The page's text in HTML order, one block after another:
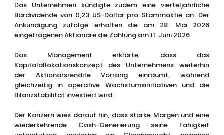
Das Unternehmen kündigte zudem eine vierteljährliche
Bardividende von 0,23 US-Dollar pro Stammaktie an. Der
Ankündigung zufolge erhalten die am 28. Mai 2026
eingetragenen Aktionäre die Zahlung am 11. Juni 2026.
Das Management erklärte, dass das
Kapitalallokationskonzept des Unternehmens weiterhin
der Aktionärsrendite Vorrang einräumt, während
gleichzeitig in operative Wachstumsinitiativen und die
Bilanzstabilität investiert wird.
Der Konzern wies darauf hin, dass starke Margen und eine
wiederkehrende Cash-Generierung seine Fähigkeit